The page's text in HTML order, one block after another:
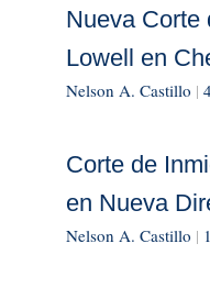
Nueva Corte
Lowell en
Nelson A. Castillo |
Corte de
en Nueva
Nelson A. Castillo |